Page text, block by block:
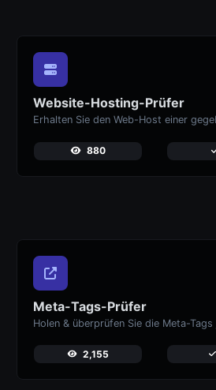
Website-Hosting-Prüfer
880
Meta-Tags-Prüfer
2,155